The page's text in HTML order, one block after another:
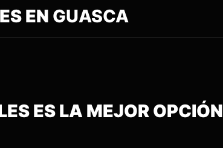
EN GUASCA
ES LA MEJOR OPCIÓN